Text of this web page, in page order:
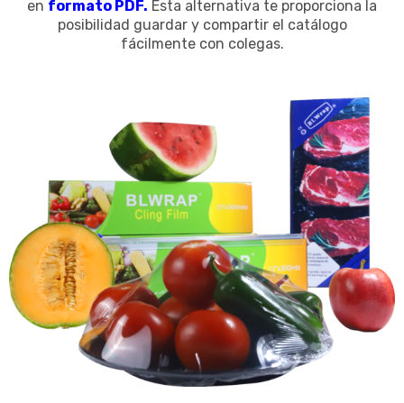
en formato PDF. Esta alternativa te proporciona la
posibilidad guardar y compartir el catálogo
fácilmente con colegas.